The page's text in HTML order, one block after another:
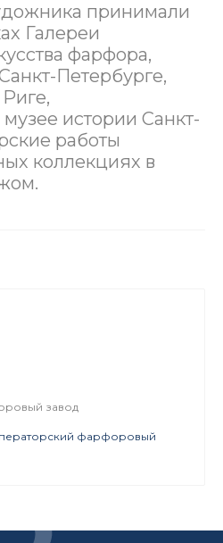
принимали
Галереи
фарфора,
Петербурге,
истории Санкт-
работы
коллекциях в
завод
фарфоровый